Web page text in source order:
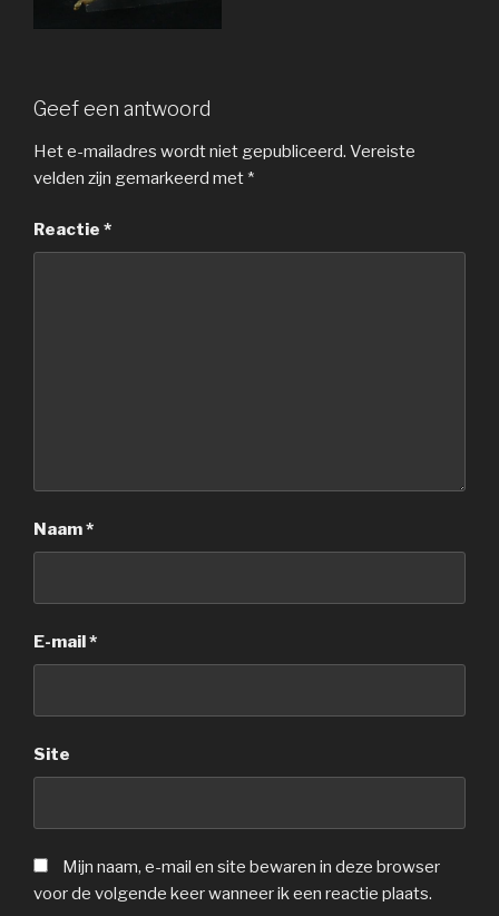
Geef een antwoord
Het e-mailadres wordt niet gepubliceerd. Vereiste
velden zijn gemarkeerd met *
Reactie *
Naam*
E-mail *
Site
Mijn naam, e-mail en site bewaren in deze browser
voor de volgende keer wanneer ik een reactie plaats.